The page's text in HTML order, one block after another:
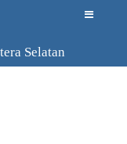
Selatan